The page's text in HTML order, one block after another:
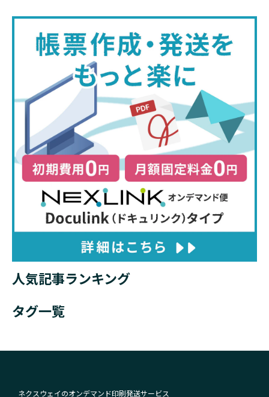
人気記事ランキング
タグ一覧
ネクスウェイのオンデマンド印刷発送サービス